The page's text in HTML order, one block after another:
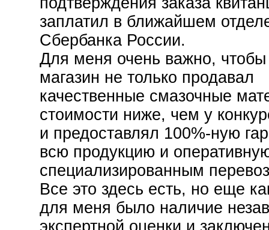
заплатил в ближайшем
Сбербанка России.
Для меня очень важно, чтобы
магазин не только продавал
качественные смазочные
стоимости ниже, чем у
и предоставлял 100%-ную
всю продукцию и
специализированным
Все это здесь есть, но еще
для меня было наличие